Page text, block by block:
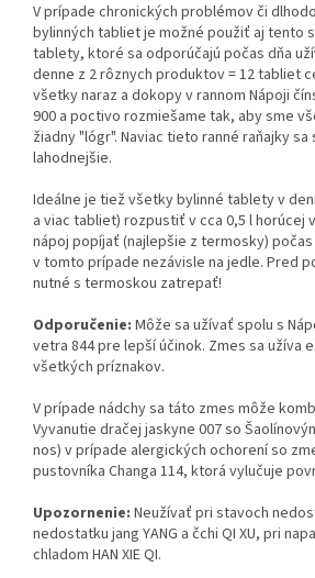
V prípade chronických problémov či
bylinných tabliet je možné použiť aj tento
tablety, ktoré sa odporúčajú počas dňa
denne z 2 rôznych produktov = 12 tabliet
všetky naraz a dokopy v rannom Nápoji
900 a poctivo rozmiešame tak, aby sme
žiadny "lógr". Naviac tieto ranné raňajky sa
lahodnejšie.
Ideálne je tiež všetky bylinné tablety v
a viac tabliet) rozpustiť v cca 0,5 l horúcej
nápoj popíjať (najlepšie z termosky)
v tomto prípade nezávisle na jedle. Pred
nutné s termoskou zatrepať!
Odporučenie: Môže sa užívať spolu s
vetra 844 pre lepší účinok. Zmes sa užíva
všetkých príznakov.
V prípade nádchy sa táto zmes môže
Vyvanutie dračej jaskyne 007 so
nos) v prípade alergických ochorení so
pustovníka Changa 114, ktorá vylučuje
Upozornenie: Neužívať pri stavoch
nedostatku jang YANG a čchi QI XU, pri
chladom HAN XIE QI.